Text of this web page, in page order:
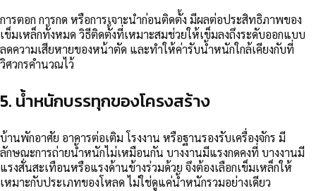
การตอก การกด หรือการเจาะนำก่อนติดตั้ง มีผลต่อประสิทธิภาพของ
เข็มเหล็กทั้งหมด วิธีติดตั้งที่เหมาะสมช่วยให้เข็มลงถึงระดับออกแบบ
ลดความเสียหายของหน้าตัด และทำให้ค่ารับน้ำหนักใกล้เคียงกับที่
วิศวกรคำนวณไว้
5. น้ำหนักบรรทุกของโครงสร้าง
บ้านพักอาศัย อาคารต่อเติม โรงงาน หรือฐานรองรับเครื่องจักร มี
ลักษณะการถ่ายน้ำหนักไม่เหมือนกัน บางงานมีแรงกดคงที่ บางงานมี
แรงสั่นสะเทือนหรือแรงด้านข้างร่วมด้วย จึงต้องเลือกเข็มเหล็กให้
เหมาะกับประเภทของโหลด ไม่ใช่ดูแค่น้ำหนักรวมอย่างเดียว